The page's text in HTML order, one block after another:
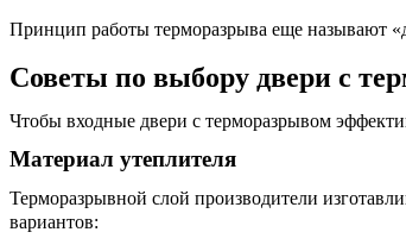
Принцип работы терморазрыва еще называют
Советы по выбору двери с
Чтобы входные двери с терморазрывом
Материал утеплителя
Терморазрывной слой производители
вариантов: